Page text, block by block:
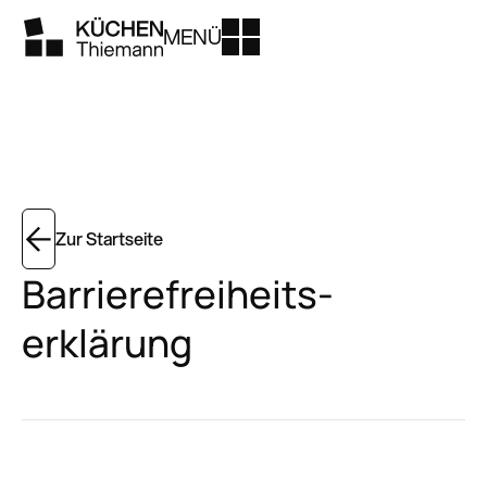
MENÜ
Zur Startseite
Barriere­freiheits­
erklärung